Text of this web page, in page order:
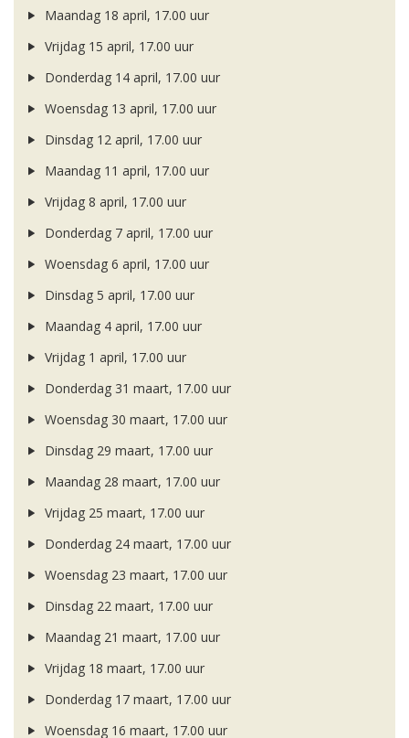
Maandag 18 april, 17.00 uur
Vrijdag 15 april, 17.00 uur
Donderdag 14 april, 17.00 uur
Woensdag 13 april, 17.00 uur
Dinsdag 12 april, 17.00 uur
Maandag 11 april, 17.00 uur
Vrijdag 8 april, 17.00 uur
Donderdag 7 april, 17.00 uur
Woensdag 6 april, 17.00 uur
Dinsdag 5 april, 17.00 uur
Maandag 4 april, 17.00 uur
Vrijdag 1 april, 17.00 uur
Donderdag 31 maart, 17.00 uur
Woensdag 30 maart, 17.00 uur
Dinsdag 29 maart, 17.00 uur
Maandag 28 maart, 17.00 uur
Vrijdag 25 maart, 17.00 uur
Donderdag 24 maart, 17.00 uur
Woensdag 23 maart, 17.00 uur
Dinsdag 22 maart, 17.00 uur
Maandag 21 maart, 17.00 uur
Vrijdag 18 maart, 17.00 uur
Donderdag 17 maart, 17.00 uur
Woensdag 16 maart, 17.00 uur